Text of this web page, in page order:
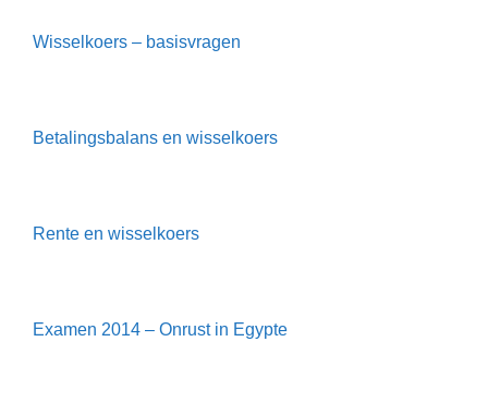
Wisselkoers – basisvragen
Betalingsbalans en wisselkoers
Rente en wisselkoers
Examen 2014 – Onrust in Egypte